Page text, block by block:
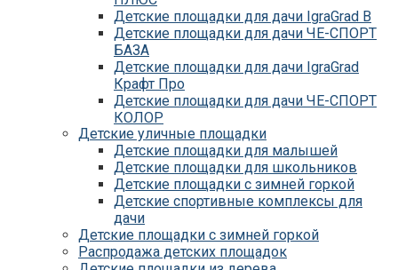
Детские площадки для дачи IgraGrad B
Детские площадки для дачи ЧЕ-СПОРТ
БАЗА
Детские площадки для дачи IgraGrad
Крафт Про
Детские площадки для дачи ЧЕ-СПОРТ
КОЛОР
Детские площадки для дачи IgraGrad С
Детские площадки для дачи ЧЕ-СПОРТ
КАРКАС
Детские площадки для дачи Савушка
КУБ
Детские уличные игровые площадки
для дачи IgraGrad К
Детские площадки для дачи IgraGrad W
Детские уличные площадки
Детские площадки для малышей
Детские площадки для школьников
Детские площадки с зимней горкой
Детские спортивные комплексы для
дачи
Детские площадки с зимней горкой
Распродажа детских площадок